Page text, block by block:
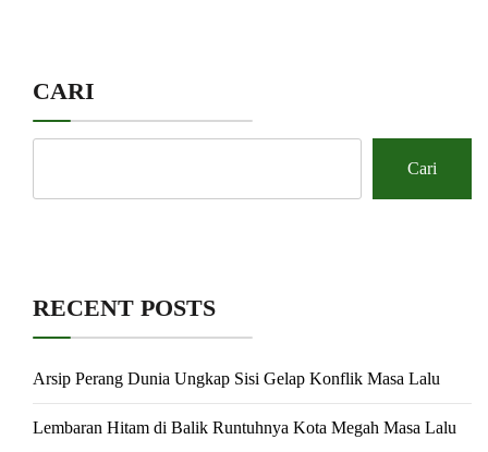
CARI
Cari
RECENT POSTS
Arsip Perang Dunia Ungkap Sisi Gelap Konflik Masa Lalu
Lembaran Hitam di Balik Runtuhnya Kota Megah Masa Lalu